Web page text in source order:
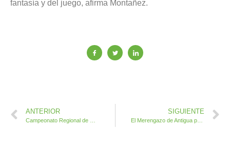
fantasía y del juego, afirma Montañez.
ANTERIOR SIGUIENTE
El Merengazo de Antigua prevé una asistencia superior a las 3.000 personas